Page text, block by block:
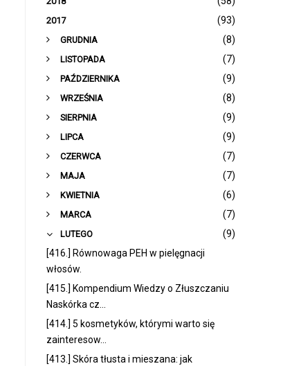
2017
(93)
►
GRUDNIA
(8)
►
LISTOPADA
(7)
►
PAŹDZIERNIKA
(9)
►
WRZEŚNIA
(8)
►
SIERPNIA
(9)
►
LIPCA
(9)
►
CZERWCA
(7)
►
MAJA
(7)
►
KWIETNIA
(6)
►
MARCA
(7)
▼
LUTEGO
(9)
[416.] Równowaga PEH w pielęgnacji
włosów.
[415.] Kompendium Wiedzy o Złuszczaniu
Naskórka cz...
[414.] 5 kosmetyków, którymi warto się
zainteresow...
[413.] Skóra tłusta i mieszana: jak